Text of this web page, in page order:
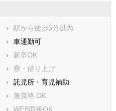
駅から徒歩5分以内
車通勤可
新卒OK
寮・借り上げ
託児所・育児補助
無資格 OK
WEB面接OK